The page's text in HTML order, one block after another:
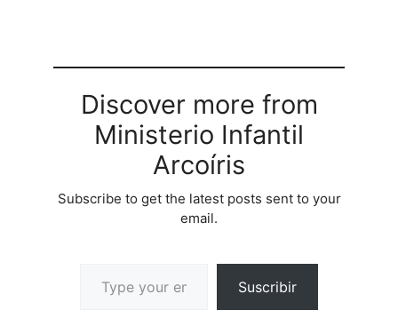
Discover more from
Ministerio Infantil
Arcoíris
Subscribe to get the latest posts sent to your
email.
Suscribir